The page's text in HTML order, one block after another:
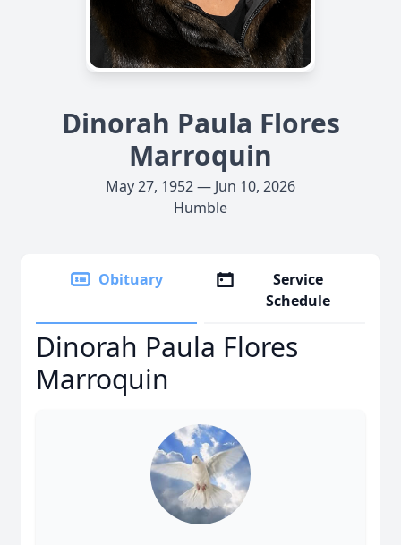
Dinorah Paula Flores
Marroquin
May 27, 1952 — Jun 10, 2026
Humble
Obituary
Service
Schedule
Dinorah Paula Flores
Marroquin